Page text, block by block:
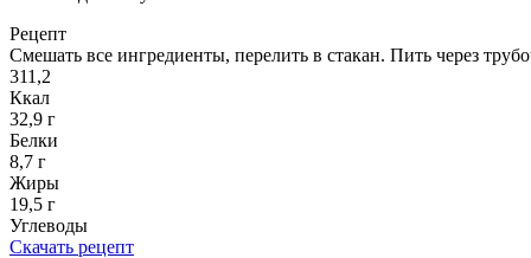
Рецепт
Смешать все ингредиенты, перелить в стакан. Пить через
311,2
Ккал
32,9 г
Белки
8,7 г
Жиры
19,5 г
Углеводы
Скачать рецепт